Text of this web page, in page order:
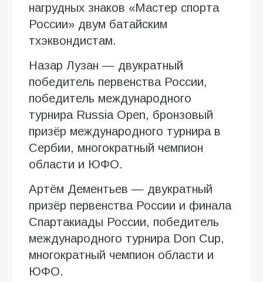
нагрудных знаков «Мастер спорта
России» двум батайским
тхэквондистам.
Назар Лузан — двукратный
победитель первенства России,
победитель международного
турнира Russia Open, бронзовый
призёр международного турнира в
Сербии, многократный чемпион
области и ЮФО.
Артём Дементьев — двукратный
призёр первенства России и финала
Спартакиады России, победитель
международного турнира Don Cup,
многократный чемпион области и
ЮФО.